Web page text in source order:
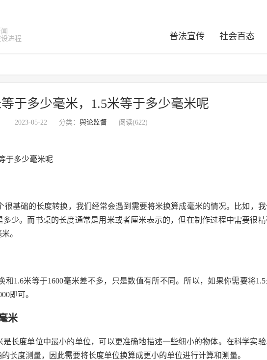
进程
普法宣传 社会百态
等于多少毫米，1.5米等于多少毫米呢
2023-05-22 分类： 舆论监督 阅读(622)
很基础的长度转换，我们经常会遇到需要将米换算成毫米的情况。比如，
少。而书桌的长度通常是用米或者厘米表示的，但在制作过程中需要很精
。
和1.6米等于1600毫米差不多，只是数值有所不同。所以，如果你需要将
即可。
米
长度单位中最小的单位，可以更准确地描述一些细小的物体。在科学实验
长度测量，因此需要将长度单位换算成更小的单位进行计算和测量。